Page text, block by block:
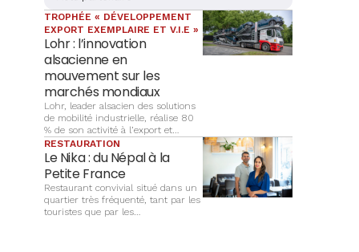
qui aidera les victimes à s’en sortir. Récit et
explications.
TROPHÉE « DÉVELOPPEMENT
EXPORT EXEMPLAIRE ET V.I.E »
Lohr : l’innovation
alsacienne en
mouvement sur les
marchés mondiaux
Lohr, leader alsacien des solutions
de mobilité industrielle, réalise 80
% de son activité à l’export et
décroche le prix « Développement
export exemplaire et V.I.E » des
Trophées Alsace Export 2026.
RESTAURATION
Le Nika : du Népal à la
Petite France
Restaurant convivial situé dans un
quartier très fréquenté, tant par les
touristes que par les